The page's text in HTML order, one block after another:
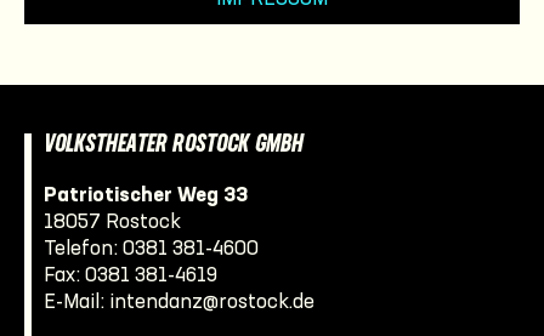
VOLKSTHEATER ROSTOCK GMBH
Patriotischer Weg 33
18057 Rostock
Telefon: 0381 381-4600
Fax: 0381 381-4619
E-Mail: intendanz@rostock.de